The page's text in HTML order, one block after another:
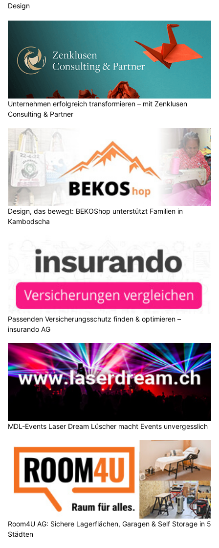
Design
Unternehmen erfolgreich transformieren – mit Zenklusen
Consulting & Partner
Design, das bewegt: BEKOShop unterstützt Familien in
Kambodscha
Passenden Versicherungsschutz finden & optimieren –
insurando AG
MDL-Events Laser Dream Lüscher macht Events unvergesslich
Room4U AG: Sichere Lagerflächen, Garagen & Self Storage in 5
Städten